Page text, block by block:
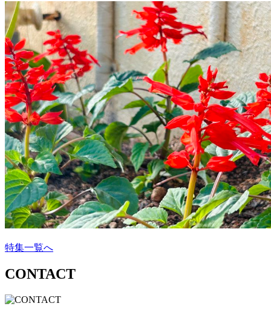
特集一覧へ
CONTACT